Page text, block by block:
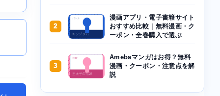
2
漫画アプリ・電子書籍サイト
おすすめ比較｜無料漫画・ク
ーポン・全巻購入で選ぶ
3
Amebaマンガはお得？無料
漫画・クーポン・注意点を解
説